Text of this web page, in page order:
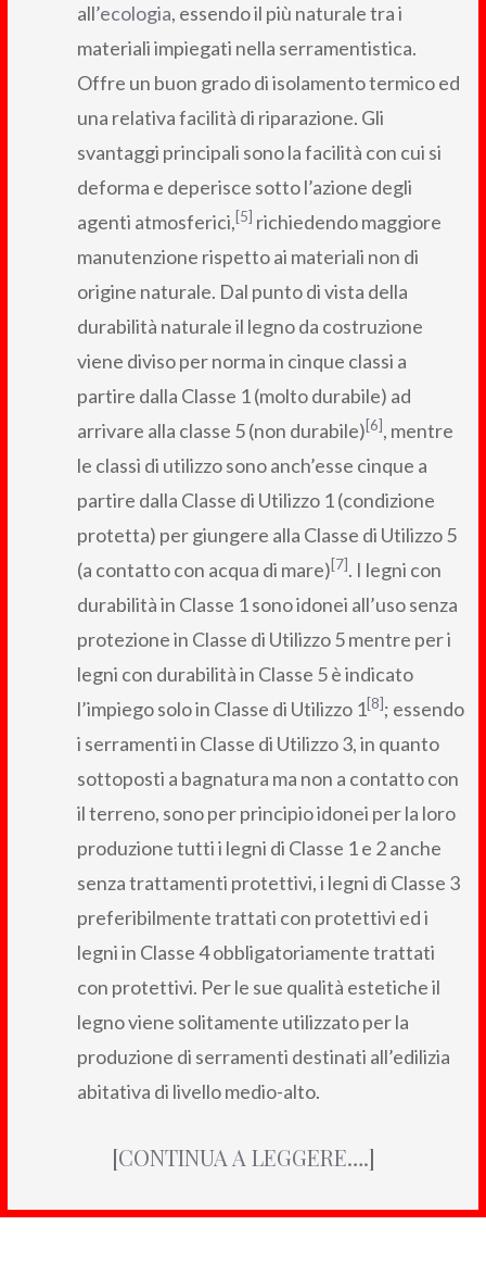
all’ecologia, essendo il più naturale tra i
materiali impiegati nella serramentistica.
Offre un buon grado di isolamento termico ed
una relativa facilità di riparazione. Gli
svantaggi principali sono la facilità con cui si
deforma e deperisce sotto l’azione degli
agenti atmosferici,[5] richiedendo maggiore
manutenzione rispetto ai materiali non di
origine naturale. Dal punto di vista della
durabilità naturale il legno da costruzione
viene diviso per norma in cinque classi a
partire dalla Classe 1 (molto durabile) ad
arrivare alla classe 5 (non durabile)[6], mentre
le classi di utilizzo sono anch’esse cinque a
partire dalla Classe di Utilizzo 1 (condizione
protetta) per giungere alla Classe di Utilizzo 5
(a contatto con acqua di mare)[7]. I legni con
durabilità in Classe 1 sono idonei all’uso senza
protezione in Classe di Utilizzo 5 mentre per i
legni con durabilità in Classe 5 è indicato
l’impiego solo in Classe di Utilizzo 1[8]; essendo
i serramenti in Classe di Utilizzo 3, in quanto
sottoposti a bagnatura ma non a contatto con
il terreno, sono per principio idonei per la loro
produzione tutti i legni di Classe 1 e 2 anche
senza trattamenti protettivi, i legni di Classe 3
preferibilmente trattati con protettivi ed i
legni in Classe 4 obbligatoriamente trattati
con protettivi. Per le sue qualità estetiche il
legno viene solitamente utilizzato per la
produzione di serramenti destinati all’edilizia
abitativa di livello medio-alto.
[CONTINUA A LEGGERE….]